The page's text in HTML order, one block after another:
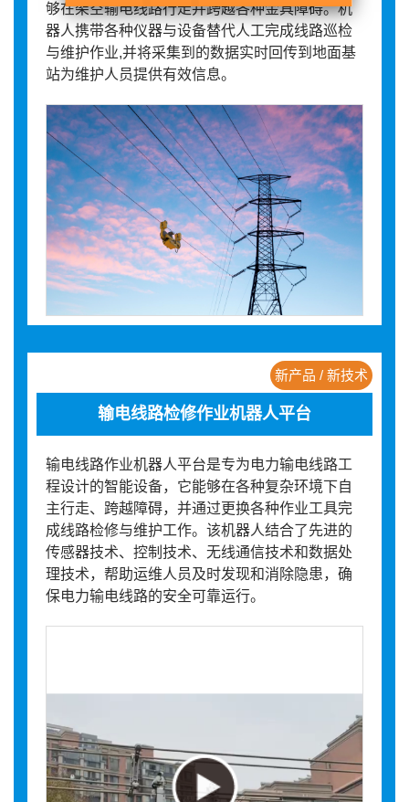
够在架空输电线路行走并跨越各种金具障碍。机
器人携带各种仪器与设备替代人工完成线路巡检
与维护作业,并将采集到的数据实时回传到地面基
站为维护人员提供有效信息。
新产品 / 新技术
输电线路检修作业机器人平台
输电线路作业机器人平台是专为电力输电线路工
程设计的智能设备，它能够在各种复杂环境下自
主行走、跨越障碍，并通过更换各种作业工具完
成线路检修与维护工作。该机器人结合了先进的
传感器技术、控制技术、无线通信技术和数据处
理技术，帮助运维人员及时发现和消除隐患，确
保电力输电线路的安全可靠运行。